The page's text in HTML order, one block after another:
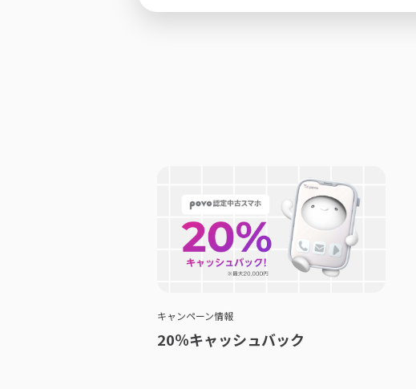
キャンペーン情報
20％キャッシュバック